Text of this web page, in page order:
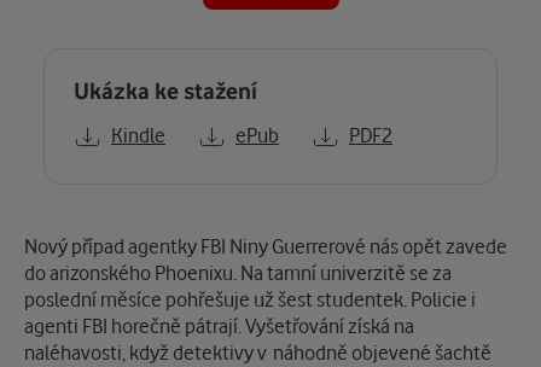
Ukázka ke stažení
Kindle ePub PDF2
Popis
Nový případ agentky FBI Niny Guerrerové nás opět zavede
do arizonského Phoenixu. Na tamní univerzitě se za
poslední měsíce pohřešuje už šest studentek. Policie i
agenti FBI horečně pátrají. Vyšetřování získá na
naléhavosti, když detektivy v náhodně objevené šachtě